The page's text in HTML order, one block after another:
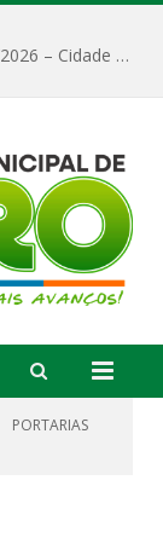
EDITAL DE CHAMAMENTO PÚBLICO Nº 01/2026 – Cidade de Faro
PORTARIAS